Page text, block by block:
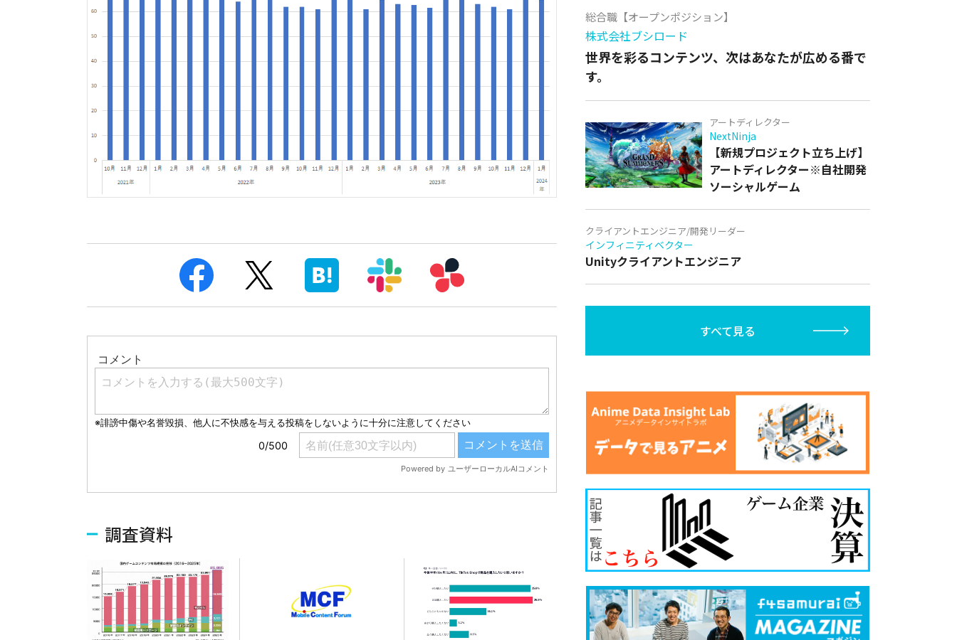
調査資料
総合職【オープンポジション】
株式会社ブシロード
世界を彩るコンテンツ、次はあなたが広める番で
す。
アートディレクター
NextNinja
【新規プロジェクト立ち上げ】
アートディレクター※自社開発
ソーシャルゲーム
クライアントエンジニア/開発リーダー
インフィニティベクター
Unityクライアントエンジニア
すべて見る